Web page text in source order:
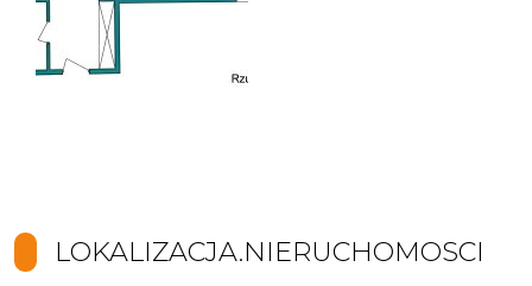
LOKALIZACJA.NIERUCHOMOSCI